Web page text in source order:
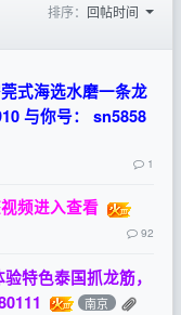
排序： 回帖时间
式海选水磨一条龙
与你号： sn5858
1
频进入查看
92
特色泰国抓龙筋，
南京